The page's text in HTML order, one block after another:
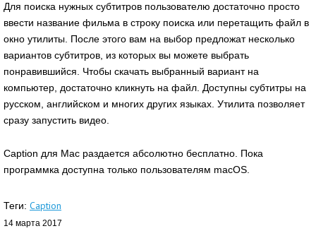
Для поиска нужных субтитров пользователю достаточно просто
ввести название фильма в строку поиска или перетащить файл в
окно утилиты. После этого вам на выбор предложат несколько
вариантов субтитров, из которых вы можете выбрать
понравившийся. Чтобы скачать выбранный вариант на
компьютер, достаточно кликнуть на файл. Доступны субтитры на
русском, английском и многих других языках. Утилита позволяет
сразу запустить видео.
Caption для Mac раздается абсолютно бесплатно. Пока
программка доступна только пользователям macOS.
Теги: Caption
14 марта 2017